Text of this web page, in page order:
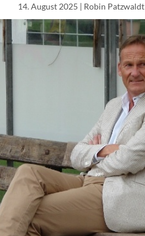
14. August 2025 | Robin Patzwaldt